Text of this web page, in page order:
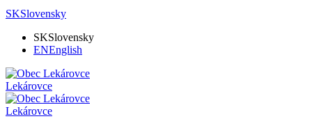
SKSlovensky
SKSlovensky
ENEnglish
Lekárovce
Lekárovce